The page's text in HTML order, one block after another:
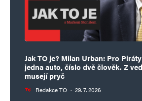
Jak TO je? Milan Urban: Pro
jedna auto, číslo dvě člověk. Z
musejí pryč
Redakce TO · 29. 7. 2026